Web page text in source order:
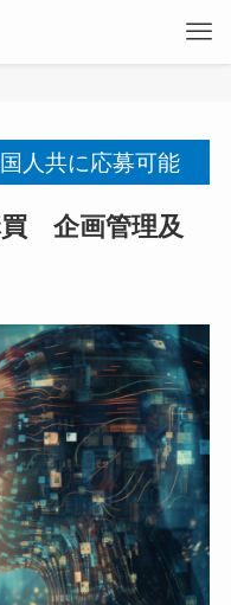
人共に応募可能
買 企画管理及